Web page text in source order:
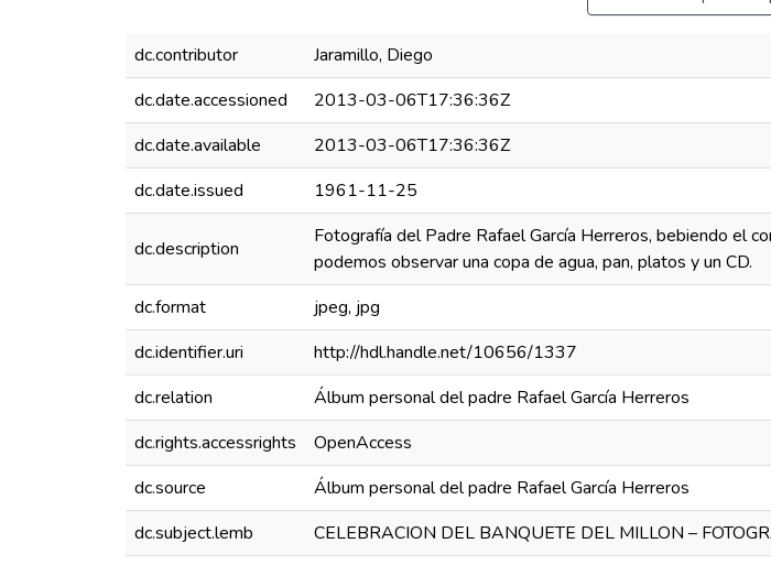
dc.contributor
Jaramillo, Diego
dc.date.accessioned
2013-03-06T17:36:36Z
dc.date.available
2013-03-06T17:36:36Z
dc.date.issued
1961-11-25
dc.description
Fotografía del Padre Rafael García Herreros, bebiendo el
podemos observar una copa de agua, pan, platos y un CD.
dc.format jpeg, jpg
dc.identifier.uri
http://hdl.handle.net/10656/1337
dc.relation
Álbum personal del padre Rafael García Herreros
dc.rights.accessrights
OpenAccess
dc.source
Álbum personal del padre Rafael García Herreros
dc.subject.lemb
CELEBRACION DEL BANQUETE DEL MILLON –